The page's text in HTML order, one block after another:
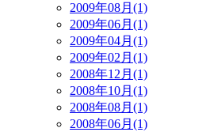
2009年08月(1)
2009年06月(1)
2009年04月(1)
2009年02月(1)
2008年12月(1)
2008年10月(1)
2008年08月(1)
2008年06月(1)